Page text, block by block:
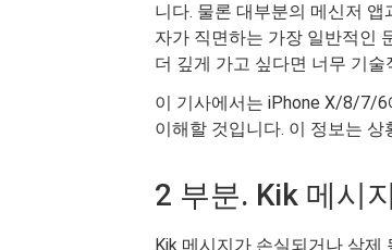
니다. 물론 대부분의 메신저
자가 직면하는 가장 일반적인
더 깊게 가고 싶다면 너무 기
이 기사에서는 iPhone X/8/7/6
이해할 것입니다. 이 정보는
2 부분. Kik 메시
Kik 메시지가 손실되거나 삭제